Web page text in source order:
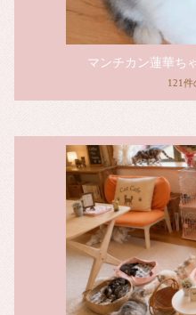
マンチカン蓮華ち
121件